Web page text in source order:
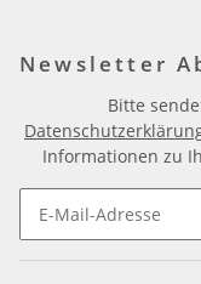
Newsletter
Bitte
Informationen zu